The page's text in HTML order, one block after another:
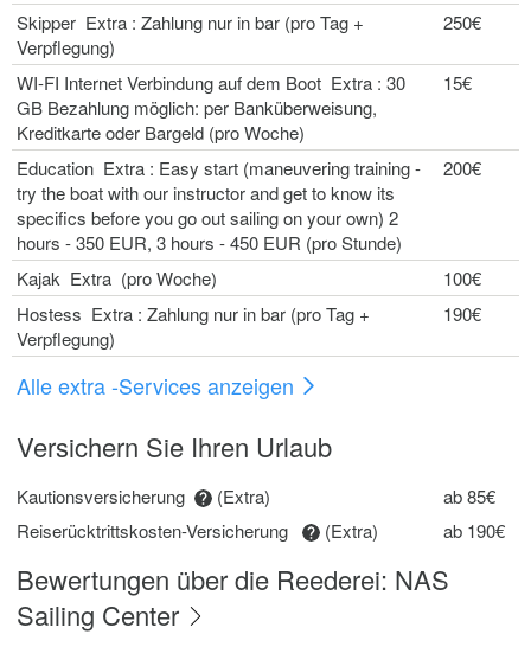
Skipper Extra : Zahlung nur in bar (pro Tag +
Verpflegung)
250€
WI-FI Internet Verbindung auf dem Boot Extra : 30
GB Bezahlung möglich: per Banküberweisung,
Kreditkarte oder Bargeld (pro Woche)
15€
Education Extra : Easy start (maneuvering training -
try the boat with our instructor and get to know its
specifics before you go out sailing on your own) 2
hours - 350 EUR, 3 hours - 450 EUR (pro Stunde)
200€
Kajak Extra (pro Woche)
100€
Hostess Extra : Zahlung nur in bar (pro Tag +
Verpflegung)
190€
Alle extra -Services anzeigen
Versichern Sie Ihren Urlaub
Kautionsversicherung (Extra)
ab 85€
Reiserücktrittskosten-Versicherung
(Extra) ab 190€
Bewertungen über die Reederei: NAS
Sailing Center